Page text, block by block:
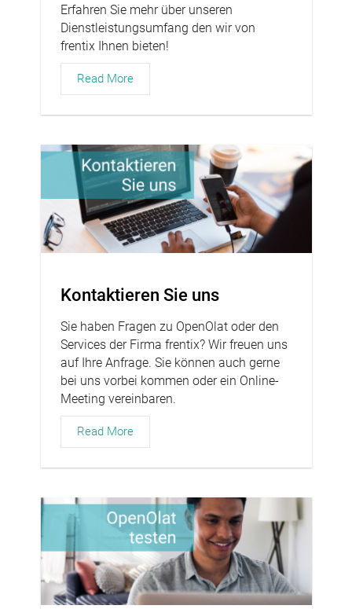
Erfahren Sie mehr über unseren
Dienstleistungsumfang den wir von
frentix Ihnen bieten!
Read More
Kontaktieren Sie uns
Sie haben Fragen zu OpenOlat oder den
Services der Firma frentix? Wir freuen uns
auf Ihre Anfrage. Sie können auch gerne
bei uns vorbei kommen oder ein Online-
Meeting vereinbaren.
Read More